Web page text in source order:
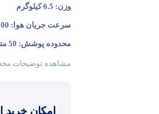
وزن: 6.5 کیلوگرم
سرعت جریان هوا: 300 متر مکعب در ساعت
محدوده پوشش: 50 متر مربع
مشاهده توضیحات
امکان